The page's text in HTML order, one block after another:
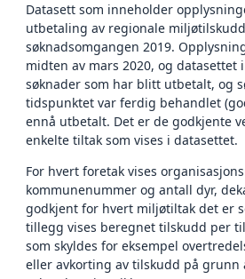
Datasett som inneholder
utbetaling av regionale
søknadsomgangen 2019.
midten av mars 2020, og datasettet
søknader som har blitt utbetalt, og
tidspunktet var ferdig behandlet
ennå utbetalt. Det er de godkjente
enkelte tiltak som vises i datasettet.
For hvert foretak vises
kommunenummer og antall dyr,
godkjent for hvert miljøtiltak det er
tillegg vises beregnet tilskudd per
som skyldes for eksempel
eller avkorting av tilskudd på grunn